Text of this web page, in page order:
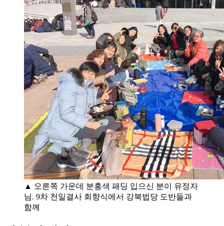
▲ 오른쪽 가운데 분홍색 패딩 입으신 분이 유정자
님. 9차 천일결사 회향식에서 강북법당 도반들과
함께